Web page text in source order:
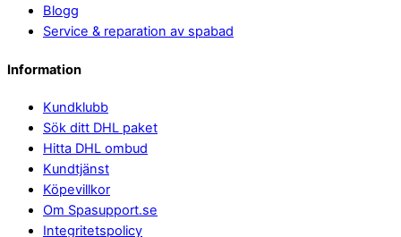
Blogg
Service & reparation av spabad
Information
Kundklubb
Sök ditt DHL paket
Hitta DHL ombud
Kundtjänst
Köpevillkor
Om Spasupport.se
Integritetspolicy